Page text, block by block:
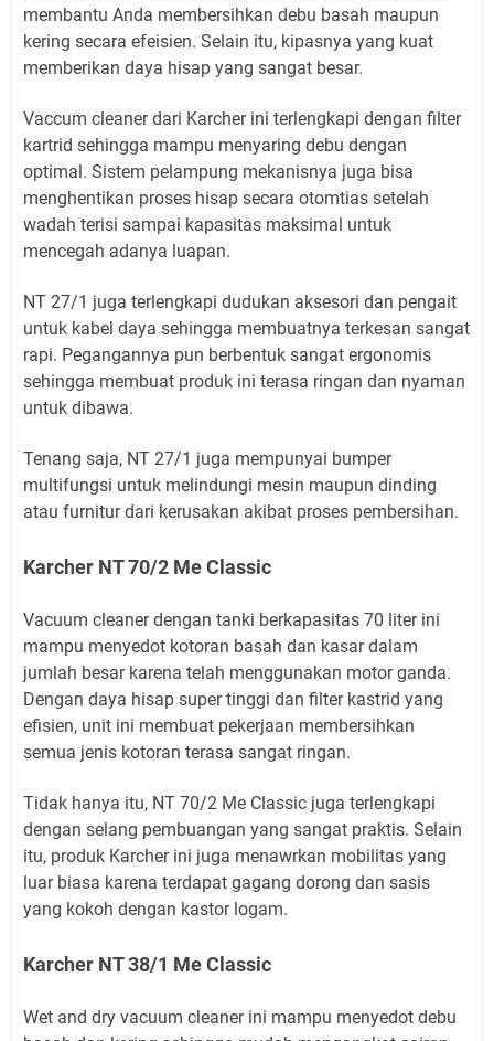
membantu Anda membersihkan debu basah maupun
kering secara efeisien. Selain itu, kipasnya yang kuat
memberikan daya hisap yang sangat besar.
Vaccum cleaner dari Karcher ini terlengkapi dengan filter
kartrid sehingga mampu menyaring debu dengan
optimal. Sistem pelampung mekanisnya juga bisa
menghentikan proses hisap secara otomtias setelah
wadah terisi sampai kapasitas maksimal untuk
mencegah adanya luapan.
NT 27/1 juga terlengkapi dudukan aksesori dan pengait
untuk kabel daya sehingga membuatnya terkesan sangat
rapi. Pegangannya pun berbentuk sangat ergonomis
sehingga membuat produk ini terasa ringan dan nyaman
untuk dibawa.
Tenang saja, NT 27/1 juga mempunyai bumper
multifungsi untuk melindungi mesin maupun dinding
atau furnitur dari kerusakan akibat proses pembersihan.
Karcher NT 70/2 Me Classic
Vacuum cleaner dengan tanki berkapasitas 70 liter ini
mampu menyedot kotoran basah dan kasar dalam
jumlah besar karena telah menggunakan motor ganda.
Dengan daya hisap super tinggi dan filter kastrid yang
efisien, unit ini membuat pekerjaan membersihkan
semua jenis kotoran terasa sangat ringan.
Tidak hanya itu, NT 70/2 Me Classic juga terlengkapi
dengan selang pembuangan yang sangat praktis. Selain
itu, produk Karcher ini juga menawrkan mobilitas yang
luar biasa karena terdapat gagang dorong dan sasis
yang kokoh dengan kastor logam.
Karcher NT 38/1 Me Classic
Wet and dry vacuum cleaner ini mampu menyedot debu